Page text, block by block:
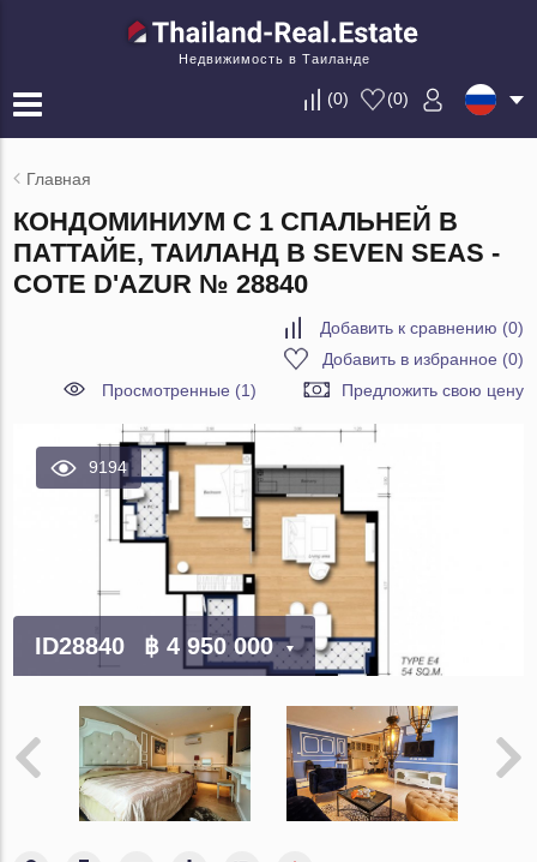
Недвижимость в Таиланде
(0) (0)
Главная
КОНДОМИНИУМ С 1 СПАЛЬНЕЙ В
ПАТТАЙЕ, ТАИЛАНД В SEVEN SEAS -
COTE D'AZUR № 28840
Добавить к сравнению (0)
Добавить в избранное (0)
Просмотренные (1)
Предложить свою цену
9194
ID28840 ฿ 4 950 000